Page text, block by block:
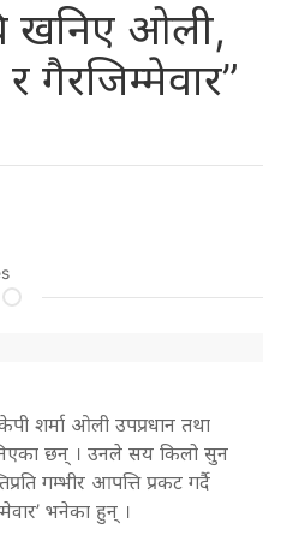
खनिए ओली,
गैरजिम्मेवार”
शर्मा ‌ओली उपप्रधान तथा
खनिएका छन् । उनले सय किलो सुन
गम्भीर आपत्ति प्रकट गर्दै
भनेका हुन् ।